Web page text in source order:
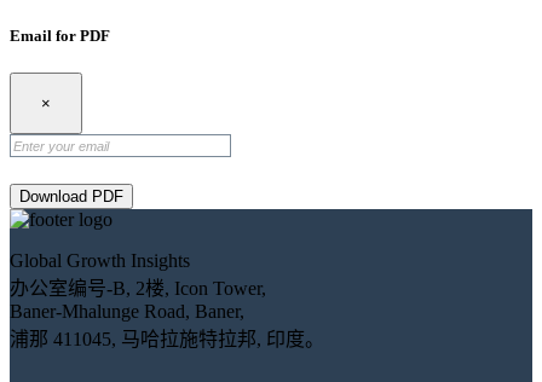
Email for PDF
×
Download PDF
Global Growth Insights
办公室编号-B, 2楼, Icon Tower,
Baner-Mhalunge Road, Baner,
浦那 411045, 马哈拉施特拉邦, 印度。